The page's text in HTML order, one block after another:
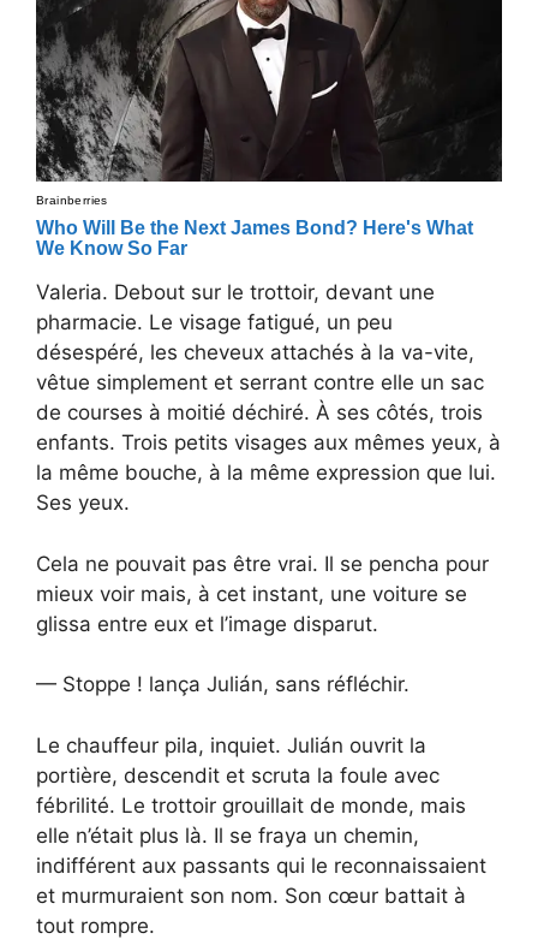
Valeria. Debout sur le trottoir, devant une
pharmacie. Le visage fatigué, un peu
désespéré, les cheveux attachés à la va-vite,
vêtue simplement et serrant contre elle un sac
de courses à moitié déchiré. À ses côtés, trois
enfants. Trois petits visages aux mêmes yeux, à
la même bouche, à la même expression que lui.
Ses yeux.
Cela ne pouvait pas être vrai. Il se pencha pour
mieux voir mais, à cet instant, une voiture se
glissa entre eux et l’image disparut.
— Stoppe ! lança Julián, sans réfléchir.
Le chauffeur pila, inquiet. Julián ouvrit la
portière, descendit et scruta la foule avec
fébrilité. Le trottoir grouillait de monde, mais
elle n’était plus là. Il se fraya un chemin,
indifférent aux passants qui le reconnaissaient
et murmuraient son nom. Son cœur battait à
tout rompre.